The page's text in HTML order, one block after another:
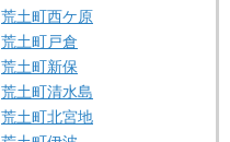
荒土町西ケ原
荒土町戸倉
荒土町新保
荒土町清水島
荒土町北宮地